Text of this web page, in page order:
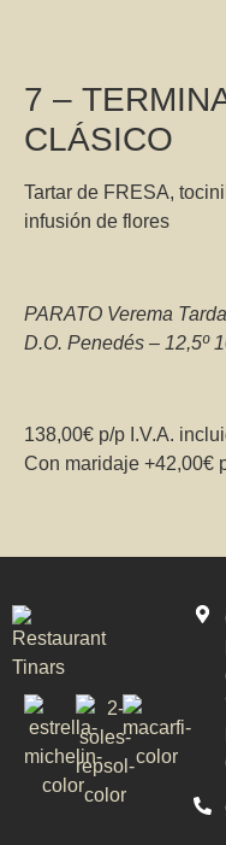
7 –
CLÁSICO
Tartar de FRESA,
infusión de flores
PARATO Verema
D.O. Penedés – 12,5º
138,00€ p/p I.V.A.
Con maridaje +42,00€